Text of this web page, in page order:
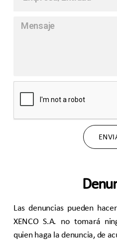
Las denuncias pueden
XENCO S.A. no tomará
quien haga la denuncia, de